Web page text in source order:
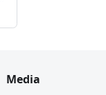
Media